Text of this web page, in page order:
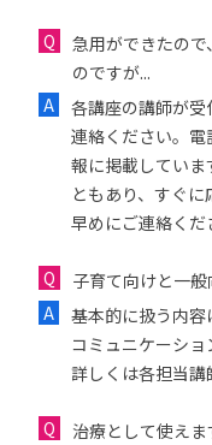
急用ができたの
のですが...
各講座の講師が
連絡ください。
報に掲載していま
ともあり、すぐ
早めにご連絡くだ
子育て向けと一
基本的に扱う内容
コミュニケーショ
詳しくは各担当講
治療として使えま